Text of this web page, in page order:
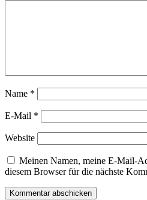
Name *
E-Mail *
Website
Meinen Namen, meine E-Mail-
diesem Browser für die nächste